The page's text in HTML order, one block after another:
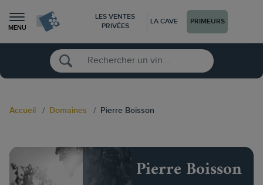
MENU
LES VENTES
PRIVÉES
LA CAVE PRIMEURS
Accueil Domaines Pierre Boisson
Pierre Boisson